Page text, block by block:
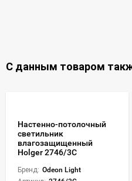
С данным товаром
Настенно-потолочный
светильник
влагозащищенный
Holger 2746/3C
Бренд: Odeon Light